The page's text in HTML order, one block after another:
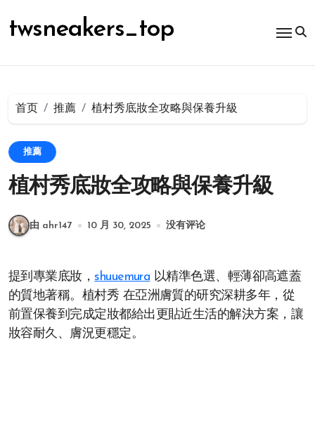
容
twsneakers_top
首页 推薦 植村秀底妝全攻略與保養升級
推薦
植村秀底妝全攻略與保養升級
由 ahr147 10 月 30, 2025 没有评论
提到專業底妝，shuuemura 以精準色選、輕薄卻高遮蓋
的質地著稱。植村秀 在亞洲膚質的研究深耕多年，從
前置保養到完成定妝都給出更貼近生活的解決方案，讓
妝容耐久、膚況更穩定。